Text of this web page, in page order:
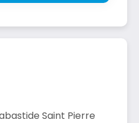
Saint Pierre